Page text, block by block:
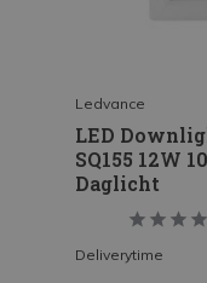
Ledvance
LED
SQ155 12W
Daglicht
Deliverytime